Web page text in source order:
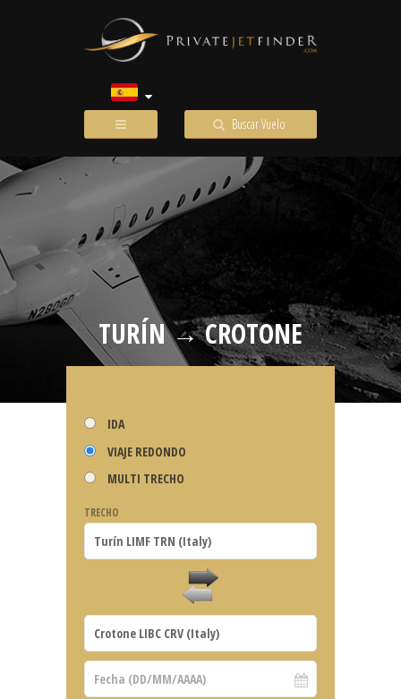
Buscar Vuelo
TURÍN → CROTONE
IDA
VIAJE REDONDO
MULTI TRECHO
TRECHO